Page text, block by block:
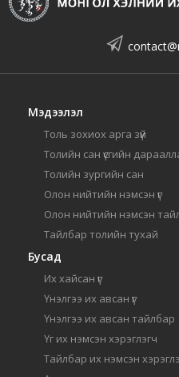
Мэдээлэл
Толь зохиох арга зүй
Толийн сан үсгийн
Толийн зургийн сан
Олон нийтийн нэмсэн үг
Олон нийтийн нэмсэн
Тайлбар толийн тухай
Бусад
Их хайсан үг
Үнэлгээ их авсан үг
Үнэлгээ их авсан тайлбар
Үг их нэмсэн хэрэглэгч
Тайлбар их нэмсэн